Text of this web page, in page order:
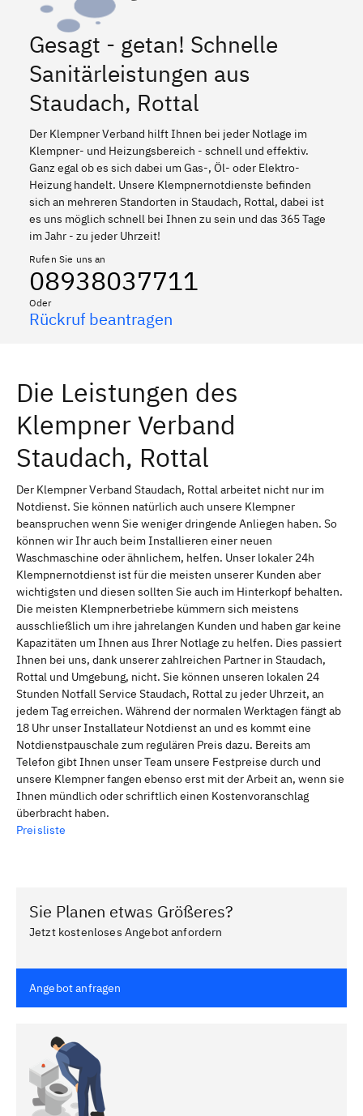
Gesagt - getan! Schnelle
Sanitärleistungen aus
Staudach, Rottal
Der Klempner Verband hilft Ihnen bei jeder Notlage im
Klempner- und Heizungsbereich - schnell und effektiv.
Ganz egal ob es sich dabei um Gas-, Öl- oder Elektro-
Heizung handelt. Unsere Klempnernotdienste befinden
sich an mehreren Standorten in Staudach, Rottal, dabei ist
es uns möglich schnell bei Ihnen zu sein und das 365 Tage
im Jahr - zu jeder Uhrzeit!
Rufen Sie uns an
08938037711
Oder
Rückruf beantragen
Die Leistungen des
Klempner Verband
Staudach, Rottal
Der Klempner Verband Staudach, Rottal arbeitet nicht nur im
Notdienst. Sie können natürlich auch unsere Klempner
beanspruchen wenn Sie weniger dringende Anliegen haben. So
können wir Ihr auch beim Installieren einer neuen
Waschmaschine oder ähnlichem, helfen. Unser lokaler 24h
Klempnernotdienst ist für die meisten unserer Kunden aber
wichtigsten und diesen sollten Sie auch im Hinterkopf behalten.
Die meisten Klempnerbetriebe kümmern sich meistens
ausschließlich um ihre jahrelangen Kunden und haben gar keine
Kapazitäten um Ihnen aus Ihrer Notlage zu helfen. Dies passiert
Ihnen bei uns, dank unserer zahlreichen Partner in Staudach,
Rottal und Umgebung, nicht. Sie können unseren lokalen 24
Stunden Notfall Service Staudach, Rottal zu jeder Uhrzeit, an
jedem Tag erreichen. Während der normalen Werktagen fängt ab
18 Uhr unser Installateur Notdienst an und es kommt eine
Notdienstpauschale zum regulären Preis dazu. Bereits am
Telefon gibt Ihnen unser Team unsere Festpreise durch und
unsere Klempner fangen ebenso erst mit der Arbeit an, wenn sie
Ihnen mündlich oder schriftlich einen Kostenvoranschlag
überbracht haben.
Preisliste
Sie Planen etwas Größeres?
Jetzt kostenloses Angebot anfordern
Angebot anfragen